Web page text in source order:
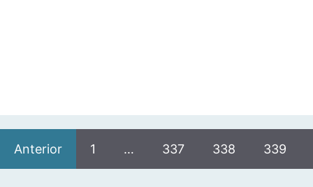
Anterior 1 … 337 338 339